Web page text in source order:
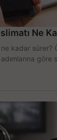
Ne
kadar sürer?